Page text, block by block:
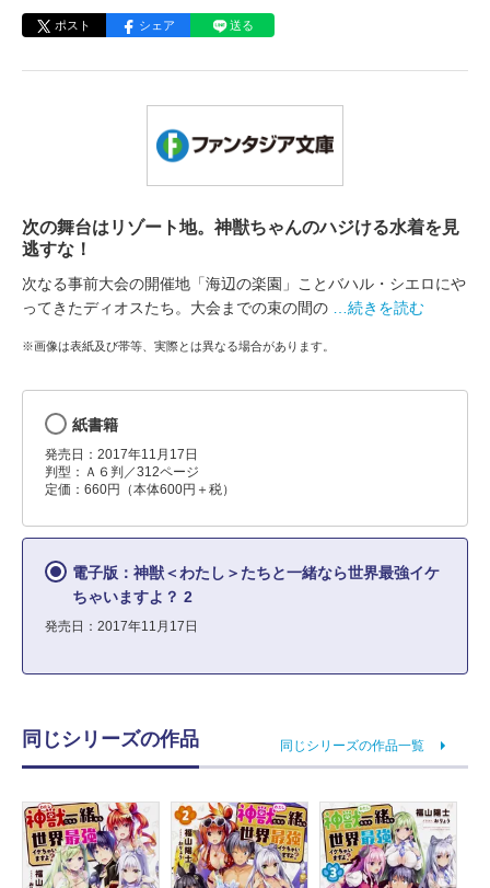
ポスト シェア 送る
次の舞台はリゾート地。神獣ちゃんのハジける水着を見
逃すな！
次なる事前大会の開催地「海辺の楽園」ことバハル・シエロにや
ってきたディオスたち。大会までの束の間の
…続きを読む
※画像は表紙及び帯等、実際とは異なる場合があります。
紙書籍
発売日：2017年11月17日
判型：Ａ６判／312ページ
定価：660円（本体600円＋税）
電子版：神獣＜わたし＞たちと一緒なら世界最強イケ
ちゃいますよ？ 2
発売日：2017年11月17日
同じシリーズの作品 同じシリーズの作品一覧